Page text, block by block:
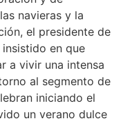
navieras y la
el presidente de
en que
a vivir una intensa
al segmento de
iniciando el
un verano dulce